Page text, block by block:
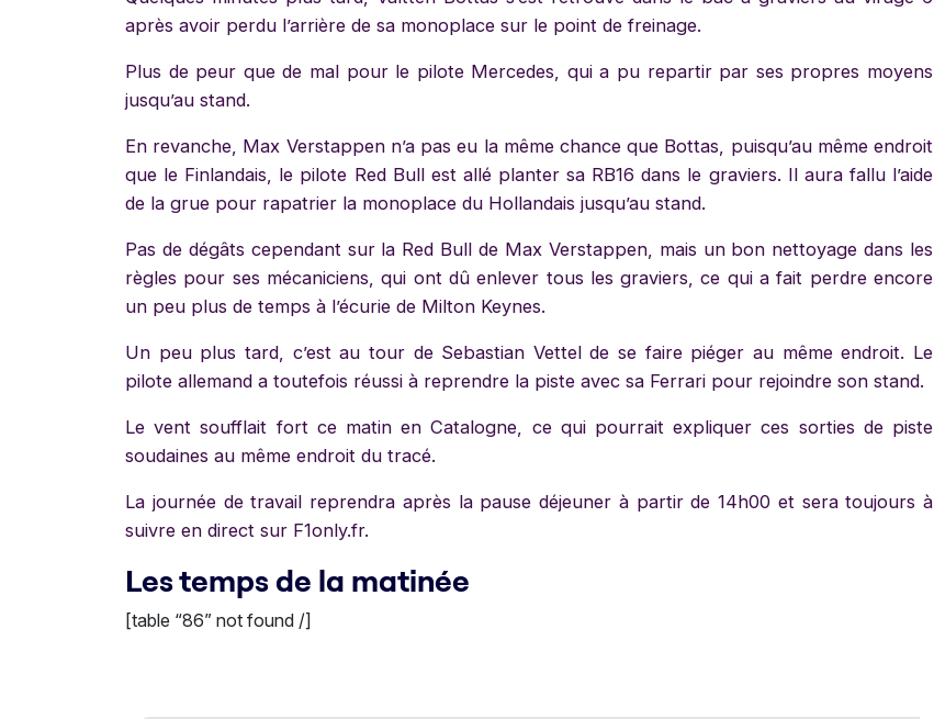
après avoir perdu l’arrière de sa monoplace sur le point de freinage.
Plus de peur que de mal pour le pilote Mercedes, qui a pu repartir par ses propres moyens
jusqu’au stand.
En revanche, Max Verstappen n’a pas eu la même chance que Bottas, puisqu’au même endroit
que le Finlandais, le pilote Red Bull est allé planter sa RB16 dans le graviers. Il aura fallu l’aide
de la grue pour rapatrier la monoplace du Hollandais jusqu’au stand.
Pas de dégâts cependant sur la Red Bull de Max Verstappen, mais un bon nettoyage dans les
règles pour ses mécaniciens, qui ont dû enlever tous les graviers, ce qui a fait perdre encore
un peu plus de temps à l’écurie de Milton Keynes.
Un peu plus tard, c’est au tour de Sebastian Vettel de se faire piéger au même endroit. Le
pilote allemand a toutefois réussi à reprendre la piste avec sa Ferrari pour rejoindre son stand.
Le vent soufflait fort ce matin en Catalogne, ce qui pourrait expliquer ces sorties de piste
soudaines au même endroit du tracé.
La journée de travail reprendra après la pause déjeuner à partir de 14h00 et sera toujours à
suivre en direct sur F1only.fr.
Les temps de la matinée
[table “86” not found /]